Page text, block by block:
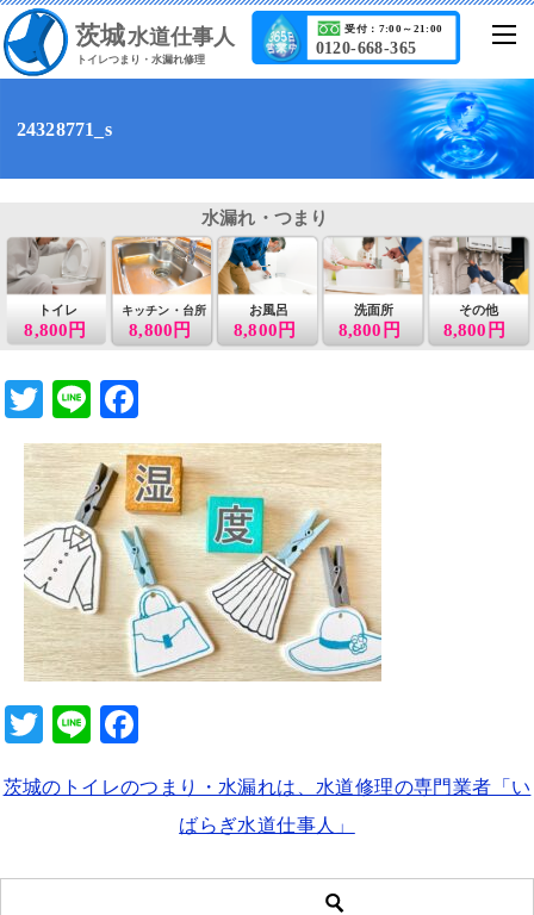
茨城水道仕事人
トイレつまり・水漏れ修理
0120-668-365
受付：7:00～21:00
24328771_s
8,800円
トイレ
8,800円
キッチン・台所 お風呂
8,800円
洗面所
8,800円
その他
8,800円
水漏れ・つまり
T
wi
tt
er
Li
n
e
a
c
e
b
o
o
k
T
tt
Li
e c
b
茨城のトイレのつまり・水漏れは、水道修理の専門業者「い
ばらぎ水道仕事人」